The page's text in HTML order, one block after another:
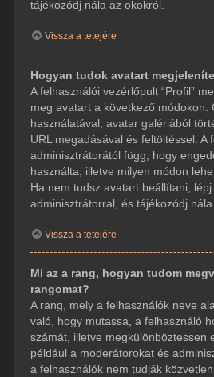
tájékozódj nála az okokról.
Vissza a tetejére
Hogyan tudok avatart
A felhasználói vezérlőpult “Profil”
meg avatart a következő módokon:
használatával, avatar galériából
URL megadásával és feltöltéssel. A
adminisztrátorától függ, hogy
használta, illetve milyen módon
Ha nem tudsz avatart beállítani,
adminisztrátorral, és tájékozódj nála
Vissza a tetejére
Mi az a rang, hogyan tudom
rangomat?
A rang, mely a felhasználók neve
való, hogy mutassa, a felhasználó
számát, illetve megkülönböztessen
például a moderátorokat és
a felhasználók nem tudják